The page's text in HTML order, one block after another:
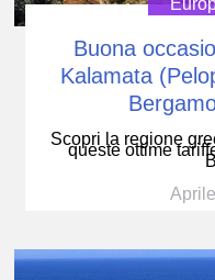
Buona
Kalamata
Scopri la regione
queste ottime